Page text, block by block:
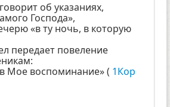
об указаниях,
Господа»,
«в ту ночь, в которую
передает повеление
Мое воспоминание» ( 1Кор